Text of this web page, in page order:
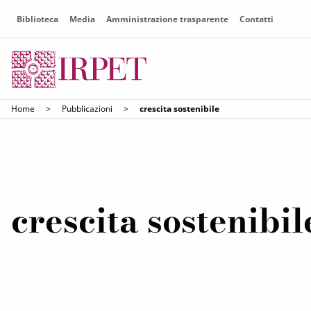
Biblioteca Media Amministrazione trasparente Contatti
Home > Pubblicazioni > crescita sostenibile
crescita